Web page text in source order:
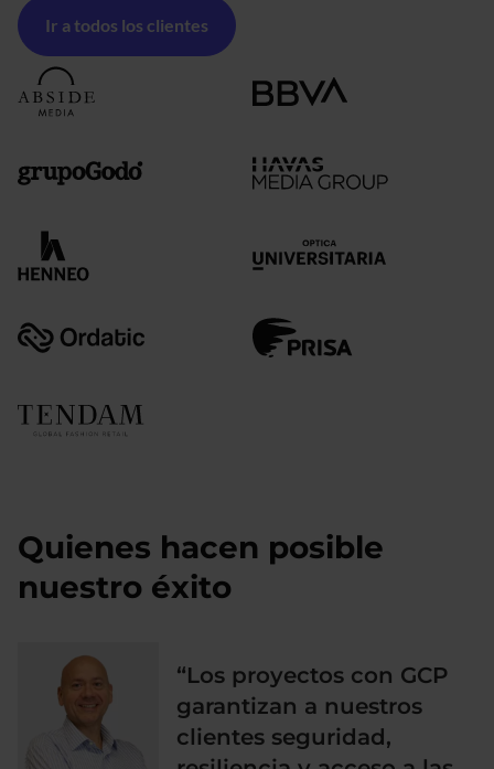
Ir a todos los clientes
Quienes hacen posible
nuestro éxito
“Los proyectos con GCP
garantizan a nuestros
clientes seguridad,